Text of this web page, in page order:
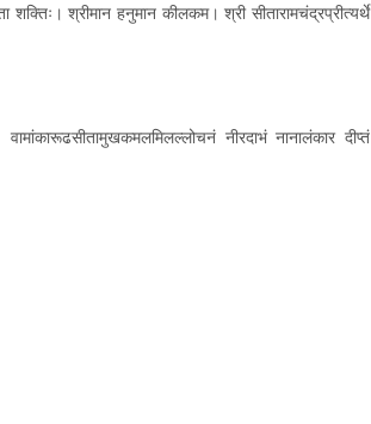
श्रीमान हनुमान कीलकम। श्री सीतारामचंद्रप्रीत्यर्थे
नीरदाभं नानालंकार दीप्तं